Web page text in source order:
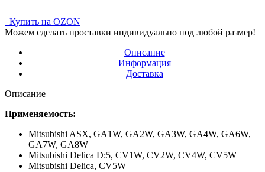
Купить на OZON
Можем сделать проставки индивидуально под любой размер!
Описание
Информация
Доставка
Описание
Применяемость:
Mitsubishi ASX, GA1W, GA2W, GA3W, GA4W, GA6W,
GA7W, GA8W
Mitsubishi Delica D:5, CV1W, CV2W, CV4W, CV5W
Mitsubishi Delica, CV5W